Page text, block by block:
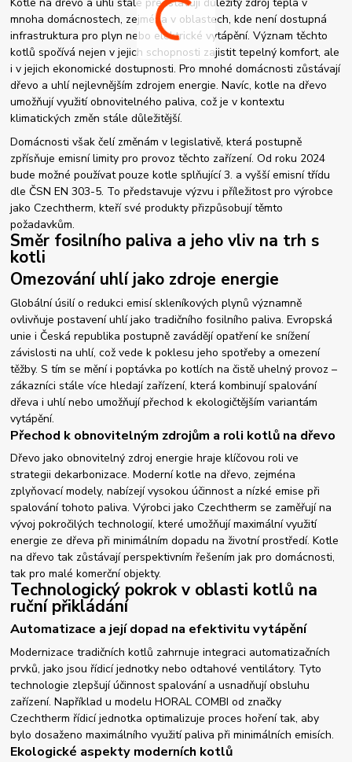
mnoha domácnostech, zejména v oblastech, kde není dostupná
infrastruktura pro plyn nebo elektrické vytápění. Význam těchto
kotlů spočívá nejen v jejich schopnosti zajistit tepelný komfort, ale
i v jejich ekonomické dostupnosti. Pro mnohé domácnosti zůstávají
dřevo a uhlí nejlevnějším zdrojem energie. Navíc, kotle na dřevo
umožňují využití obnovitelného paliva, což je v kontextu
klimatických změn stále důležitější.
Domácnosti však čelí změnám v legislativě, která postupně
zpřísňuje emisní limity pro provoz těchto zařízení. Od roku 2024
bude možné používat pouze kotle splňující 3. a vyšší emisní třídu
dle ČSN EN 303-5. To představuje výzvu i příležitost pro výrobce
jako Czechtherm, kteří své produkty přizpůsobují těmto
požadavkům.
Směr fosilního paliva a jeho vliv na trh s
kotli
Omezování uhlí jako zdroje energie
Globální úsilí o redukci emisí skleníkových plynů významně
ovlivňuje postavení uhlí jako tradičního fosilního paliva. Evropská
unie i Česká republika postupně zavádějí opatření ke snížení
závislosti na uhlí, což vede k poklesu jeho spotřeby a omezení
těžby. S tím se mění i poptávka po kotlích na čistě uhelný provoz –
zákazníci stále více hledají zařízení, která kombinují spalování
dřeva i uhlí nebo umožňují přechod k ekologičtějším variantám
vytápění.
Přechod k obnovitelným zdrojům a roli kotlů na dřevo
Dřevo jako obnovitelný zdroj energie hraje klíčovou roli ve
strategii dekarbonizace. Moderní kotle na dřevo, zejména
zplyňovací modely, nabízejí vysokou účinnost a nízké emise při
spalování tohoto paliva. Výrobci jako Czechtherm se zaměřují na
vývoj pokročilých technologií, které umožňují maximální využití
energie ze dřeva při minimálním dopadu na životní prostředí. Kotle
na dřevo tak zůstávají perspektivním řešením jak pro domácnosti,
tak pro malé komerční objekty.
Technologický pokrok v oblasti kotlů na
ruční přikládání
Automatizace a její dopad na efektivitu vytápění
Modernizace tradičních kotlů zahrnuje integraci automatizačních
prvků, jako jsou řídicí jednotky nebo odtahové ventilátory. Tyto
technologie zlepšují účinnost spalování a usnadňují obsluhu
zařízení. Například u modelu HORAL COMBI od značky
Czechtherm řídicí jednotka optimalizuje proces hoření tak, aby
bylo dosaženo maximálního využití paliva při minimálních emisích.
Ekologické aspekty moderních kotlů